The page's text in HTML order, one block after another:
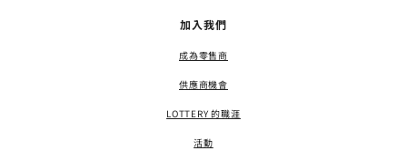
加入我們
成為零售商
供應商機會
LOTTERY 的職涯
活動